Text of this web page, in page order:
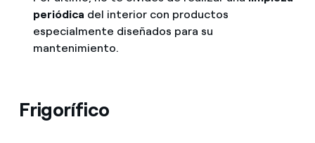
periódica del interior con productos
especialmente diseñados para su
mantenimiento.
Frigorífico